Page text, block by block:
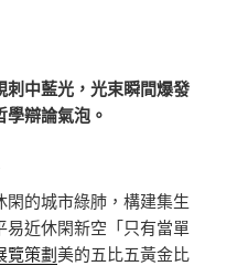
刺中藍光，光束瞬間爆發
辯論氣泡。
的城市綠肺，構建集生
近休閑新空「只有當單
覽策劃美的五比五黃金比